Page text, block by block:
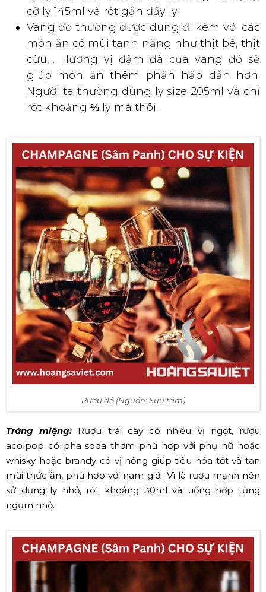
Rượu sâm panh khai vị (Nguồn: Sưu tầm)
Tiệc chính: Người ta thường dùng rượu vang để uống
kèm trong suốt quá trình ăn chính. Vang được chia làm 3
loại: Vang đỏ, vang trắng và vang hồng.
Vang trắng và vang hồng phù hợp với ăn
vị tự nhiên của món ăn. Thường sử dụng
cỡ ly 145ml và rót gần đầy ly.
Vang đỏ thường được dùng đi kèm với các
món ăn có mùi tanh năng như thịt bê, thịt
cừu,... Hương vị đậm đà của vang đỏ sẽ
giúp món ăn thêm phần hấp dẫn hơn.
Người ta thường dùng ly size 205ml và chỉ
rót khoảng ⅔ ly mà thôi.
Rượu đỏ (Nguồn: Sưu tầm)
Tráng miệng:Rượu trái cây có nhiều vị ngọt, rượu